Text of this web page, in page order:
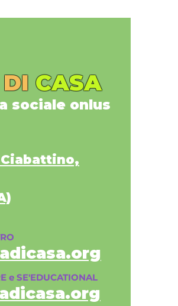
DI CASA
sociale onlus
e SE'EDUCATIONAL